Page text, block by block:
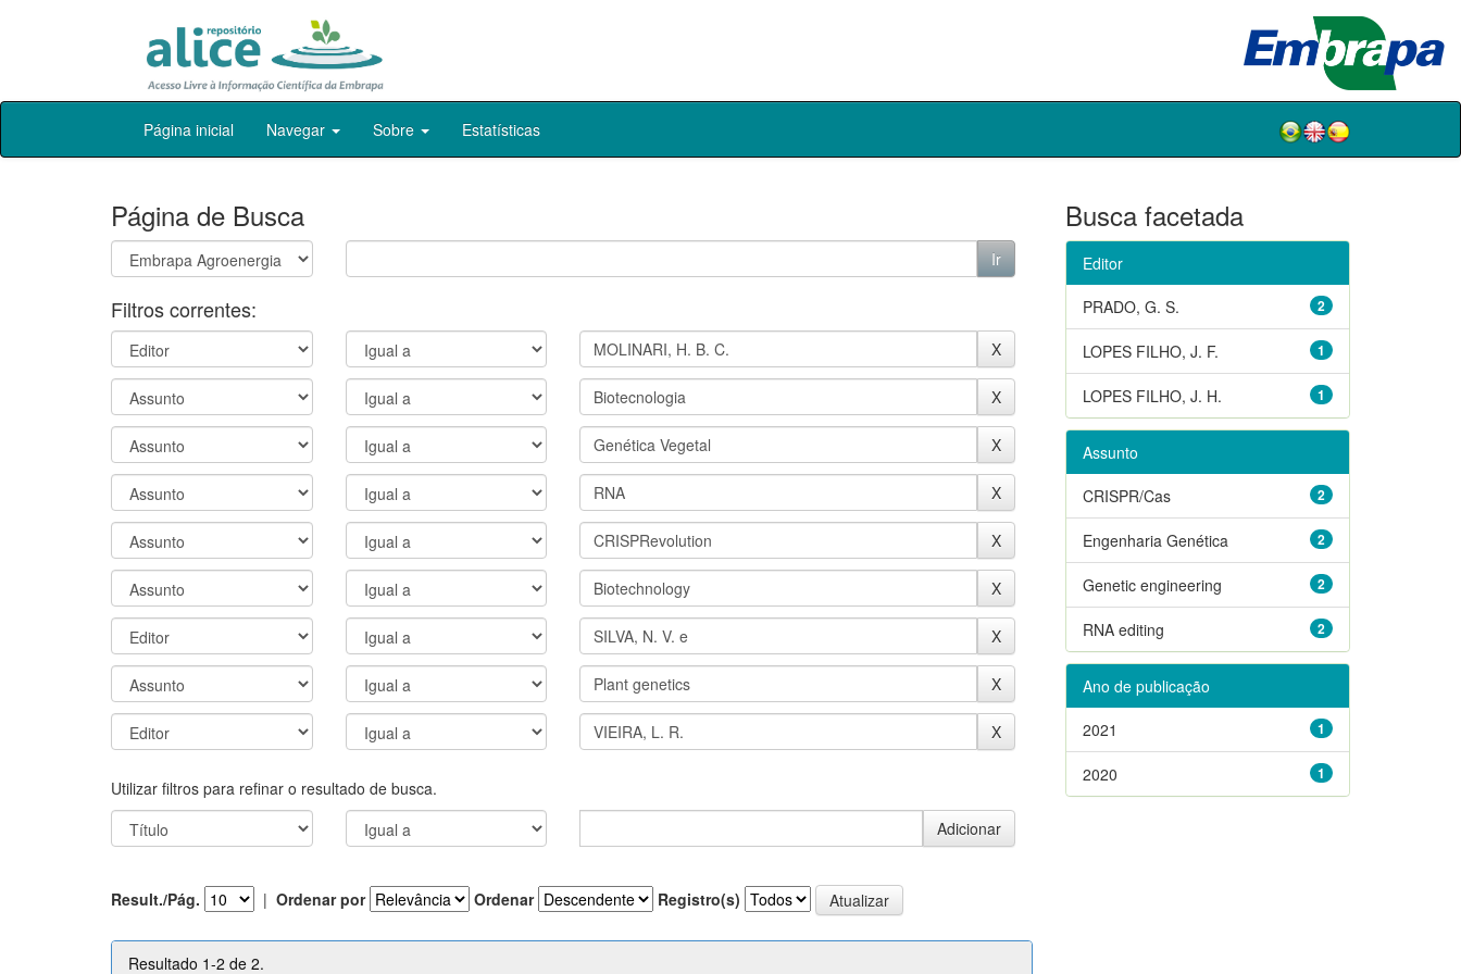
Skip
Página inicial Navegar Sobre Estatísticas
Página de Busca
Filtros correntes:
Utilizar filtros para refinar o resultado de busca.
Result./Pág. | Ordenar por Ordenar Registro(s)
Resultado 1-2 de 2.
Busca facetada
Editor
2
PRADO, G. S.
1
LOPES FILHO, J. F.
1
LOPES FILHO, J. H.
Assunto
2
CRISPR/Cas
2
Engenharia Genética
2
Genetic engineering
2
RNA editing
Ano de publicação
1
2021
1
2020